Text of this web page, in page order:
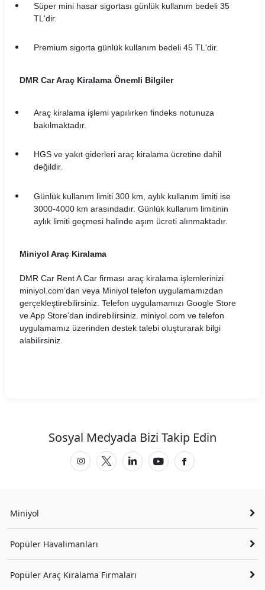
Süper mini hasar sigortası günlük kullanım bedeli 35
TL'dir.
Premium sigorta günlük kullanım bedeli 45 TL'dir.
DMR Car Araç Kiralama Önemli Bilgiler
Araç kiralama işlemi yapılırken findeks notunuza
bakılmaktadır.
HGS ve yakıt giderleri araç kiralama ücretine dahil
değildir.
Günlük kullanım limiti 300 km, aylık kullanım limiti ise
3000-4000 km arasındadır. Günlük kullanım limitinin
aylık limiti geçmesi halinde aşım ücreti alınmaktadır.
Miniyol Araç Kiralama
DMR Car Rent A Car firması araç kiralama işlemlerinizi
miniyol.com’dan veya Miniyol telefon uygulamamızdan
gerçekleştirebilirsiniz. Telefon uygulamamızı Google Store
ve App Store’dan indirebilirsiniz. miniyol.com ve telefon
uygulamamız üzerinden destek talebi oluşturarak bilgi
alabilirsiniz.
Sosyal Medyada Bizi Takip Edin
Miniyol
Popüler Havalimanları
Popüler Araç Kiralama Firmaları